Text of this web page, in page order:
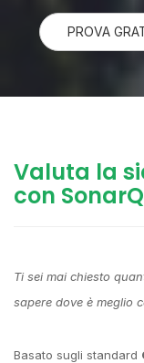
PROVA
Valuta la
con
Ti sei mai chiesto
sapere dove è meglio
Basato sugli standard